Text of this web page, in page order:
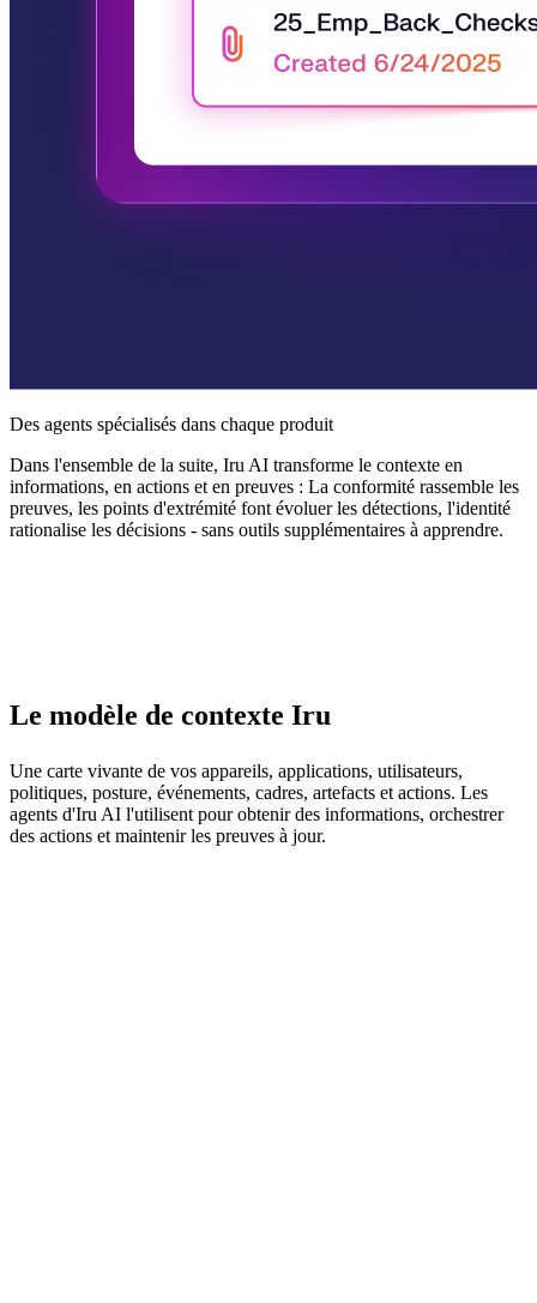
Des agents spécialisés dans chaque produit
Dans l'ensemble de la suite, Iru AI transforme le contexte en
informations, en actions et en preuves : La conformité rassemble les
preuves, les points d'extrémité font évoluer les détections, l'identité
rationalise les décisions - sans outils supplémentaires à apprendre.
Le modèle de contexte Iru
Une carte vivante de vos appareils, applications, utilisateurs,
politiques, posture, événements, cadres, artefacts et actions. Les
agents d'Iru AI l'utilisent pour obtenir des informations, orchestrer
des actions et maintenir les preuves à jour.